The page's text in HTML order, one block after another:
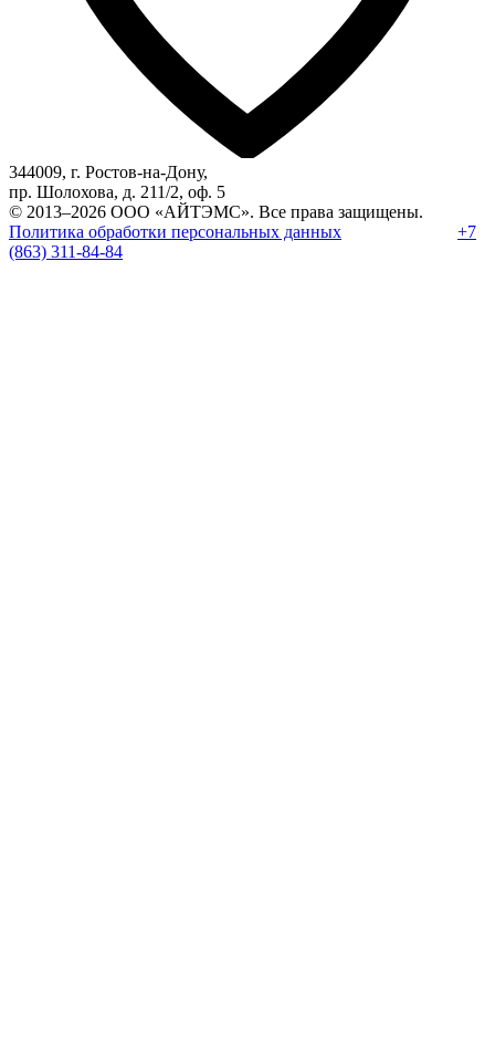
344009, г. Ростов-на-Дону,
пр. Шолохова, д. 211/2, оф. 5
© 2013–2026 ООО «АЙТЭМС». Все права защищены.
Политика обработки персональных данных
+7
(863) 311-84-84